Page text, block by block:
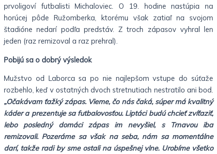
prvoligoví futbalisti Michaloviec. O 19. hodine nastúpia na
horúcej pôde Ružomberka, ktorému však zatiaľ na svojom
štadióne nedarí podľa predstáv. Z troch zápasov vyhral len
jeden (raz remizoval a raz prehral).
Pobijú sa o dobrý výsledok
Mužstvo od Laborca sa po nie najlepšom vstupe do súťaže
rozbehlo, keď v ostatných dvoch stretnutiach nestratilo ani bod.
„Očakávam ťažký zápas. Vieme, čo nás čaká, súper má kvalitný
káder a prezentuje sa futbalovosťou. Liptáci budú chcieť zvíťaziť,
lebo posledný domáci zápas im nevyšiel, s Trnavou iba
remizovali. Pozeráme sa však na seba, nám sa momentálne
darí, takže radi by sme ostali na úspešnej vlne. Urobíme všetko